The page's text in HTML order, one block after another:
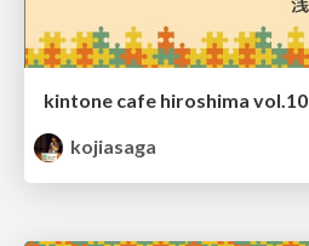
kintone cafe hiroshima vol.10
kojiasaga